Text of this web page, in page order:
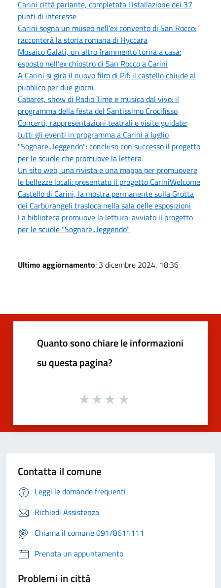
Carini città parlante, completata l'istallazione dei 37
punti di interesse
Carini sogna un museo nell’ex convento di San Rocco:
racconterà la storia romana di Hyccara
Mosaico Galati, un altro frammento torna a casa:
esposto nell’ex chiostro di San Rocco a Carini
A Carini si gira il nuovo film di Pif: il castello chiude al
pubblico per due giorni
Cabaret, show di Radio Time e musica dal vivo: il
programma della festa del Santissimo Crocifisso
Concerti, rappresentazioni teatrali e visite guidate:
tutti gli eventi in programma a Carini a luglio
"Sognare...leggendo": concluso con successo il progetto
per le scuole che promuove la lettera
Un sito web, una rivista e una mappa per promuovere
le bellezze locali: presentato il progetto CariniWelcome
Castello di Carini, la mostra permanente sulla Grotta
dei Carburangeli trasloca nella sala delle esposizioni
La biblioteca promuove la lettura: avviato il progetto
per le scuole "Sognare...leggendo"
Ultimo aggiornamento: 3 dicembre 2024, 18:36
Quanto sono chiare le informazioni
su questa pagina?
Contatta il comune
Leggi le domande frequenti
Richiedi Assistenza
Chiama il comune 091/8611111
Prenota un appuntamento
Problemi in città